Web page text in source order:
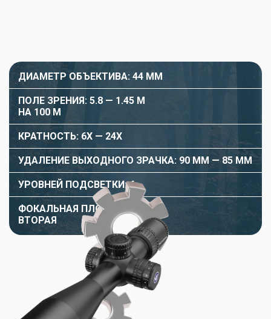
ДИАМЕТР ОБЪЕКТИВА: 44 ММ
ПОЛЕ ЗРЕНИЯ: 5.8 — 1.45 М
НА 100 М
КРАТНОСТЬ: 6X — 24X
УДАЛЕНИЕ ВЫXОДНОГО ЗРАЧКА: 90 ММ — 85 ММ
УРОВНЕЙ ПОДСВЕТКИ: 6
ФОКАЛЬНАЯ ПЛОСКОСТЬ:
ВТОРАЯ